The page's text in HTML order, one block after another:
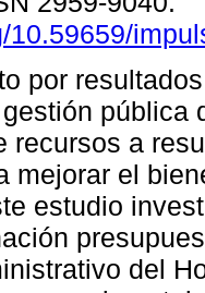
10.59659/
por
pública
recursos a
mejorar el
estudio
del